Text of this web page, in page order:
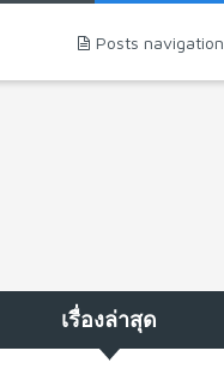
Posts navigation
เรื่องล่าสุด